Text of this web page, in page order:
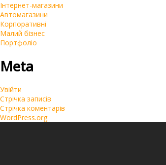
Інтернет-магазини
Автомагазини
Корпоративні
Малий бізнес
Портфоліо
Meta
Увійти
Стрічка записів
Стрічка коментарів
WordPress.org